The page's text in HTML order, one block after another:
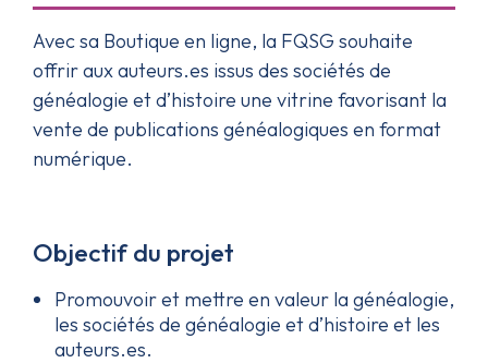
Avec sa Boutique en ligne, la FQSG souhaite
offrir aux auteurs.es issus des sociétés de
généalogie et d’histoire une vitrine favorisant la
vente de publications généalogiques en format
numérique.
Objectif du projet
Promouvoir et mettre en valeur la généalogie,
les sociétés de généalogie et d’histoire et les
auteurs.es.